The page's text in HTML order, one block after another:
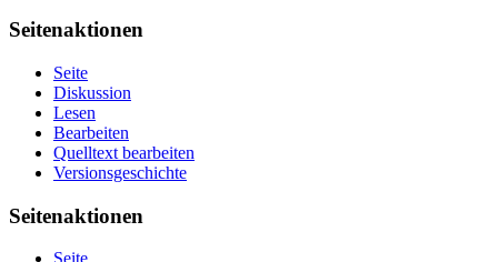
Seitenaktionen
Seite
Diskussion
Lesen
Bearbeiten
Quelltext bearbeiten
Versionsgeschichte
Seitenaktionen